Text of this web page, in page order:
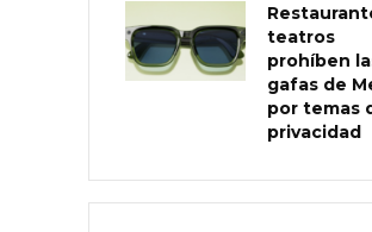
teatros
prohíben
gafas de
por temas
privacidad